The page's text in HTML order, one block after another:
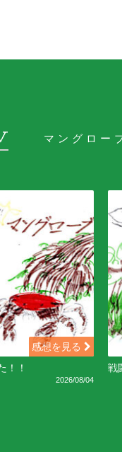
マングロー
感想を見る
！！
2026/08/04
戦